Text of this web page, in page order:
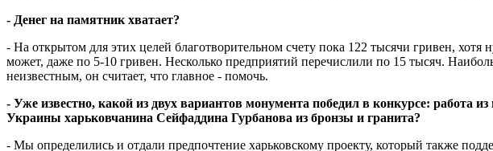
- Денег на памятник хватает?
- На открытом для этих целей благотворительном счету пока 122 тысячи гривен,
может, даже по 5-10 гривен. Несколько предприятий перечислили по 15 тысяч.
неизвестным, он считает, что главное - помочь.
- Уже известно, какой из двух вариантов монумента победил в конкурсе: работа
Украины харьковчанина Сейфаддина Гурбанова из бронзы и гранита?
- Мы определились и отдали предпочтение харьковскому проекту, который также